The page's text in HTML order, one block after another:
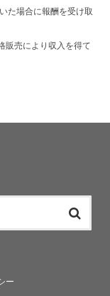
た場合に報酬を受け取
販売により収入を得て
ー